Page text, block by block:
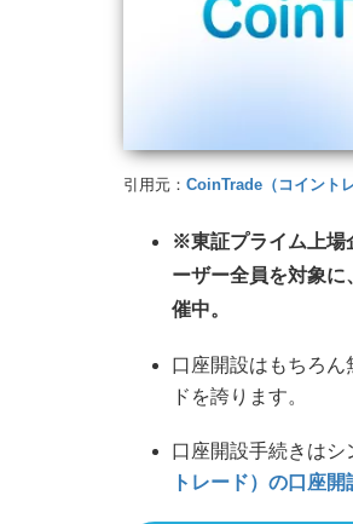
引用元： CoinTrade（コイント
※東証プライム上場
ーザー全員を対象
催中。
口座開設はもちろ
ドを誇ります。
口座開設手続きはシ
トレード）の口座